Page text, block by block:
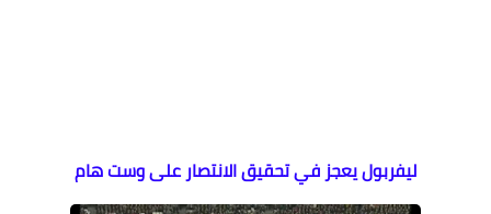
ليفربول يعجز في تحقيق الانتصار على وست هام